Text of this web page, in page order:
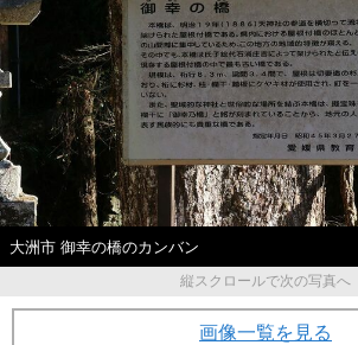
大洲市 御幸の橋のカンバン
縦スクロールで次の写真へ
画像一覧を見る